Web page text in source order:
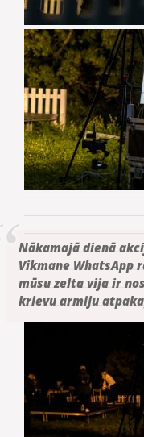
Nākamajā dienā
Vikmane WhatsApp
mūsu zelta vija ir
krievu armiju